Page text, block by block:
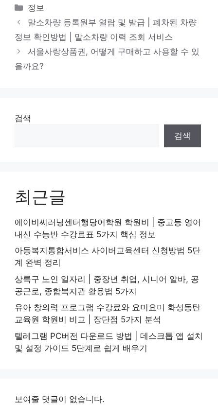
카
테
리
정보
말소차량 등록원부 열람 및 발급 | 폐차된 차량
정보 확인방법 | 말소차량 이력 조회 서비스
서울사랑상품권, 어떻게 구매하고 사용할 수 있
을까요?
검색
검색
최근글
에이비씨러닝센터행당어학원 학원비 | 중고등 영어
내신 수능반 수강료표 5가지 핵심 정보
아동복지통합서비스 사이버교육센터 신청방법 5단
계 완벽 정리
상록구 노인 일자리 | 중장년 취업, 시니어 알바, 공
공근로, 종합복지관 활용법 5가지
유아 창의력 프로그램 수강료와 요미요미 화성동탄
교육원 학원비 비교 | 장단점 5가지 분석
텔레그램 PC버전 다운로드 방법 | 데스크톱 앱 설치
및 설정 가이드 5단계로 쉽게 배우기
보여줄 댓글이 없습니다.